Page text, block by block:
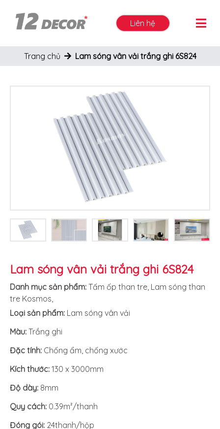
Liên hệ
Trang chủ Lam sóng vân vải trắng ghi 6S824
Lam sóng vân vải trắng ghi 6S824
Danh mục sản phẩm: Tấm ốp than tre Lam sóng than
tre Kosmos
Loại sản phẩm: Lam sóng vân vải
Màu: Trắng ghi
Đặc tính: Chống ẩm, chống xước
Kích thước: 130 x 3000mm
Độ dày: 8mm
Quy cách: 0.39m²/thanh
Đóng gói: 24thanh/hộp